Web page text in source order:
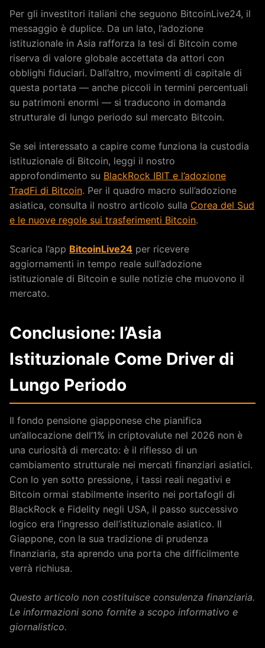
Per gli investitori italiani che seguono BitcoinLive24, il
messaggio è duplice. Da un lato, l’adozione
istituzionale in Asia rafforza la tesi di Bitcoin come
riserva di valore globale accettata da attori con
obblighi fiduciari. Dall’altro, movimenti di capitale di
questa portata — anche piccoli in termini percentuali
su patrimoni enormi — si traducono in domanda
strutturale di lungo periodo sul mercato Bitcoin.
Se sei interessato a capire come funziona la custodia
istituzionale di Bitcoin, leggi il nostro
approfondimento su BlackRock IBIT e l’adozione
TradFi di Bitcoin. Per il quadro macro sull’adozione
asiatica, consulta il nostro articolo sulla Corea del Sud
e le nuove regole sui trasferimenti Bitcoin.
Scarica l’app BitcoinLive24 per ricevere
aggiornamenti in tempo reale sull’adozione
istituzionale di Bitcoin e sulle notizie che muovono il
mercato.
Conclusione: l’Asia
Istituzionale Come Driver di
Lungo Periodo
Il fondo pensione giapponese che pianifica
un’allocazione dell’1% in criptovalute nel 2026 non è
una curiosità di mercato: è il riflesso di un
cambiamento strutturale nei mercati finanziari asiatici.
Con lo yen sotto pressione, i tassi reali negativi e
Bitcoin ormai stabilmente inserito nei portafogli di
BlackRock e Fidelity negli USA, il passo successivo
logico era l’ingresso dell’istituzionale asiatico. Il
Giappone, con la sua tradizione di prudenza
finanziaria, sta aprendo una porta che difficilmente
verrà richiusa.
Questo articolo non costituisce consulenza finanziaria.
Le informazioni sono fornite a scopo informativo e
giornalistico.